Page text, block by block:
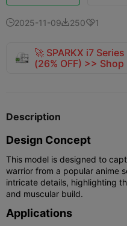
2025-11-092501
🚀 SPARKX i7
(26% OFF) >>
Description
Design Concept
This model is designed to
warrior from a popular anime
intricate details, highlighting
and muscular build.
Applications